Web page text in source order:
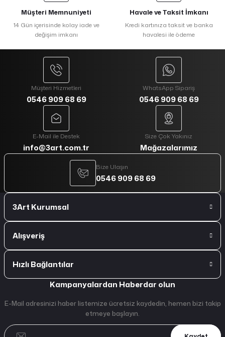
Müşteri Memnuniyeti
14 Gün içerisinde kolay iade ve
değişim imkanı
Havale ve Taksit İmkanı
Kredi kartınıza taksit ve banka
havalesi ile ödeme
Müşteri Hizmetleri
0546 909 68 69
WhatsApp Sipariş
0546 909 68 69
E-Mail ile Destek
info@3art.com.tr
Size Çok Yakınız
Mağazalarımız
Bize Ulaşın
0546 909 68 69
3Art Kurumsal
Alışveriş
Hızlı Bağlantılar
Kampanyalardan Haberdar olun
E-Mail adresinizi haber listemize ücretsiz kaydedin, hemen bizi takip
etmeye başlayın.